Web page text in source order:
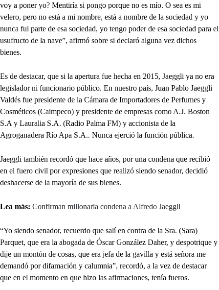
voy a poner yo? Mentiría si pongo porque no es mío. O sea es mi
velero, pero no está a mi nombre, está a nombre de la sociedad y yo
nunca fui parte de esa sociedad, yo tengo poder de esa sociedad para el
usufructo de la nave”, afirmó sobre si declaró alguna vez dichos
bienes.
Es de destacar, que si la apertura fue hecha en 2015, Jaeggli ya no era
legislador ni funcionario público. En nuestro país, Juan Pablo Jaeggli
Valdés fue presidente de la Cámara de Importadores de Perfumes y
Cosméticos (Caimpeco) y presidente de empresas como A.J. Boston
S.A y Lauralia S.A. (Radio Palma FM) y accionista de la
Agroganadera Río Apa S.A.. Nunca ejerció la función pública.
Jaeggli también recordó que hace años, por una condena que recibió
en el fuero civil por expresiones que realizó siendo senador, decidió
deshacerse de la mayoría de sus bienes.
Lea más: Confirman millonaria condena a Alfredo Jaeggli
“Yo siendo senador, recuerdo que salí en contra de la Sra. (Sara)
Parquet, que era la abogada de Óscar González Daher, y despotrique y
dije un montón de cosas, que era jefa de la gavilla y está señora me
demandó por difamación y calumnia”, recordó, a la vez de destacar
que en el momento en que hizo las afirmaciones, tenía fueros.